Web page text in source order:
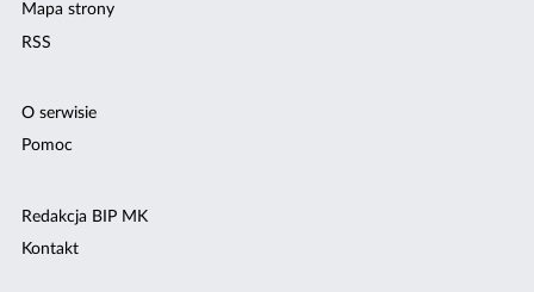
Mapa strony
RSS
O serwisie
Pomoc
Redakcja BIP MK
Kontakt